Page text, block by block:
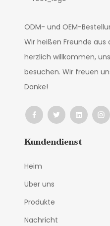
ODM- und OEM-
Wir heißen Freunde aus
herzlich willkommen,
besuchen. Wir freuen
Danke!
Kundendienst
Heim
Über uns
Produkte
Nachricht